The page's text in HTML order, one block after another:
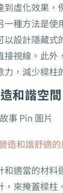
虛化效果
種方法是
設計隱藏
視線。此外
，減少樑柱
和諧空間
造和諧舒適
適當的材
來掩蓋樑